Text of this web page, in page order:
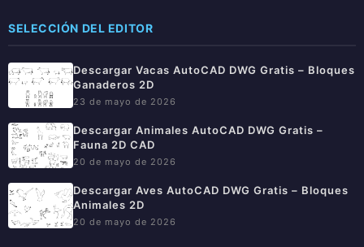
SELECCIÓN DEL EDITOR
Descargar Vacas AutoCAD DWG Gratis – Bloques
Ganaderos 2D
23 de mayo de 2026
Descargar Animales AutoCAD DWG Gratis –
Fauna 2D CAD
20 de mayo de 2026
Descargar Aves AutoCAD DWG Gratis – Bloques
Animales 2D
20 de mayo de 2026